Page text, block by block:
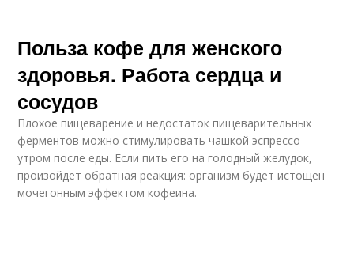
Польза кофе для женского
здоровья. Работа сердца и
сосудов
Плохое пищеварение и недостаток пищеварительных
ферментов можно стимулировать чашкой эспрессо
утром после еды. Если пить его на голодный желудок,
произойдет обратная реакция: организм будет истощен
мочегонным эффектом кофеина.